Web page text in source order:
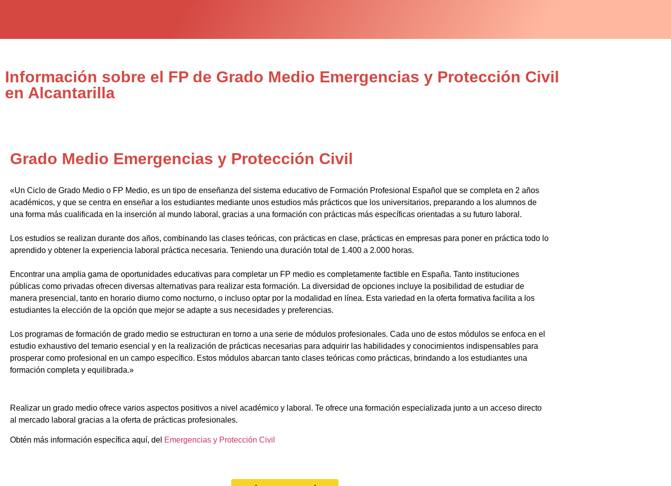
Información sobre el FP de Grado Medio Emergencias y Protección Civil
en Alcantarilla
Grado Medio Emergencias y Protección Civil
«Un Ciclo de Grado Medio o FP Medio, es un tipo de enseñanza del sistema educativo de Formación Profesional Español que se completa en 2 años
académicos, y que se centra en enseñar a los estudiantes mediante unos estudios más prácticos que los universitarios, preparando a los alumnos de
una forma más cualificada en la inserción al mundo laboral, gracias a una formación con prácticas más específicas orientadas a su futuro laboral.
Los estudios se realizan durante dos años, combinando las clases teóricas, con prácticas en clase, prácticas en empresas para poner en práctica todo lo
aprendido y obtener la experiencia laboral práctica necesaria. Teniendo una duración total de 1.400 a 2.000 horas.
Encontrar una amplia gama de oportunidades educativas para completar un FP medio es completamente factible en España. Tanto instituciones
públicas como privadas ofrecen diversas alternativas para realizar esta formación. La diversidad de opciones incluye la posibilidad de estudiar de
manera presencial, tanto en horario diurno como nocturno, o incluso optar por la modalidad en línea. Esta variedad en la oferta formativa facilita a los
estudiantes la elección de la opción que mejor se adapte a sus necesidades y preferencias.
Los programas de formación de grado medio se estructuran en torno a una serie de módulos profesionales. Cada uno de estos módulos se enfoca en el
estudio exhaustivo del temario esencial y en la realización de prácticas necesarias para adquirir las habilidades y conocimientos indispensables para
prosperar como profesional en un campo específico. Estos módulos abarcan tanto clases teóricas como prácticas, brindando a los estudiantes una
formación completa y equilibrada.»
Realizar un grado medio ofrece varios aspectos positivos a nivel académico y laboral. Te ofrece una formación especializada junto a un acceso directo
al mercado laboral gracias a la oferta de prácticas profesionales.
Obtén más información específica aquí, del Emergencias y Protección Civil